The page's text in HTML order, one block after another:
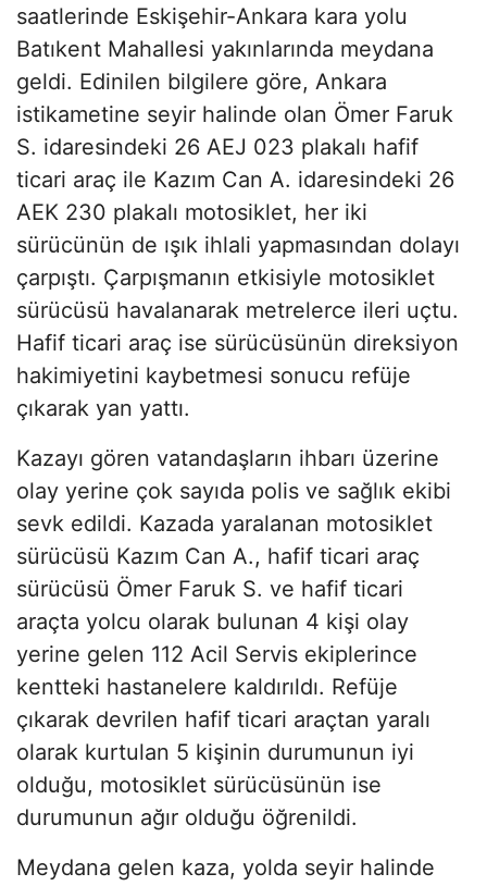
saatlerinde Eskişehir-Ankara kara yolu
Batıkent Mahallesi yakınlarında meydana
geldi. Edinilen bilgilere göre, Ankara
istikametine seyir halinde olan Ömer Faruk
S. idaresindeki 26 AEJ 023 plakalı hafif
ticari araç ile Kazım Can A. idaresindeki 26
AEK 230 plakalı motosiklet, her iki
sürücünün de ışık ihlali yapmasından dolayı
çarpıştı. Çarpışmanın etkisiyle motosiklet
sürücüsü havalanarak metrelerce ileri uçtu.
Hafif ticari araç ise sürücüsünün direksiyon
hakimiyetini kaybetmesi sonucu refüje
çıkarak yan yattı.
Kazayı gören vatandaşların ihbarı üzerine
olay yerine çok sayıda polis ve sağlık ekibi
sevk edildi. Kazada yaralanan motosiklet
sürücüsü Kazım Can A., hafif ticari araç
sürücüsü Ömer Faruk S. ve hafif ticari
araçta yolcu olarak bulunan 4 kişi olay
yerine gelen 112 Acil Servis ekiplerince
kentteki hastanelere kaldırıldı. Refüje
çıkarak devrilen hafif ticari araçtan yaralı
olarak kurtulan 5 kişinin durumunun iyi
olduğu, motosiklet sürücüsünün ise
durumunun ağır olduğu öğrenildi.
Meydana gelen kaza, yolda seyir halinde